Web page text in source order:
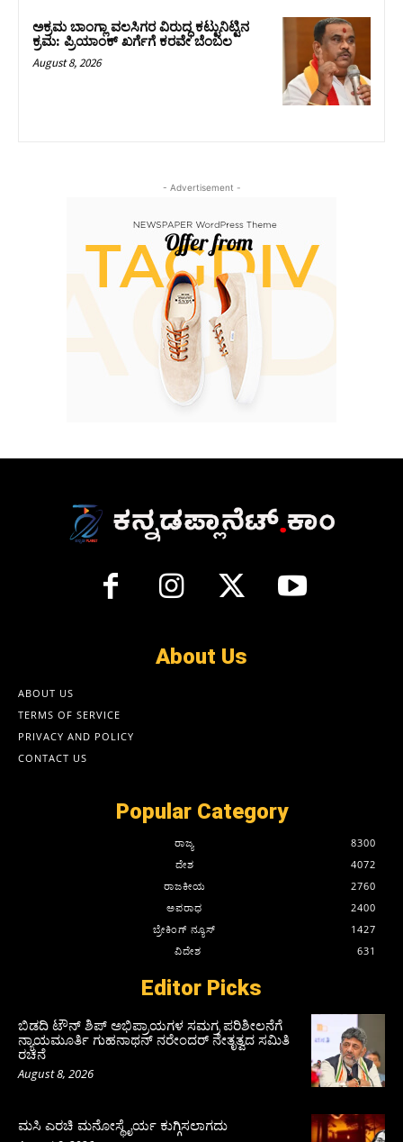
ಅಕ್ರಮ ಬಾಂಗ್ಲಾ ವಲಸಿಗರ ವಿರುದ್ಧ ಕಟ್ಟುನಿಟ್ಟಿನ
ಕ್ರಮ: ಪ್ರಿಯಾಂಕ್ ಖರ್ಗೆಗೆ ಕರವೇ ಬೆಂಬಲ
August 8, 2026
- Advertisement -
About Us
ABOUT US
TERMS OF SERVICE
PRIVACY AND POLICY
CONTACT US
Popular Category
ರಾಜ್ಯ
8300
ದೇಶ
4072
ರಾಜಕೀಯ
2760
ಅಪರಾಧ
2400
ಬ್ರೇಕಿಂಗ್ ನ್ಯೂಸ್
1427
ವಿದೇಶ
631
Editor Picks
ಬಿಡದಿ ಟೌನ್ ಶಿಪ್ ಅಭಿಪ್ರಾಯಗಳ ಸಮಗ್ರ ಪರಿಶೀಲನೆಗೆ
ನ್ಯಾಯಮೂರ್ತಿ ಗುಹನಾಥನ್ ನರೇಂದರ್ ನೇತೃತ್ವದ ಸಮಿತಿ
ರಚನೆ
August 8, 2026
ಮಸಿ ಎರಚಿ ಮನೋಸ್ಥೈರ್ಯ ಕುಗ್ಗಿಸಲಾಗದು